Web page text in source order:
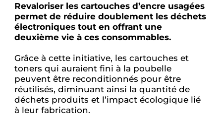
Revaloriser les cartouches d’encre usagées
permet de réduire doublement les déchets
électroniques tout en offrant une
deuxième vie à ces consommables.
Grâce à cette initiative, les cartouches et
toners qui auraient fini à la poubelle
peuvent être reconditionnés pour être
réutilisés, diminuant ainsi la quantité de
déchets produits et l’impact écologique lié
à leur fabrication.